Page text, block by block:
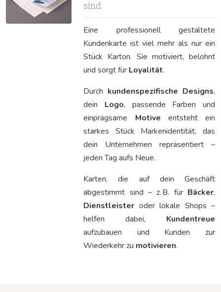
sind
Eine professionell gestaltete
Kundenkarte ist viel mehr als nur ein
Stück Karton. Sie motiviert, belohnt
und sorgt für Loyalität.
Durch kundenspezifische Designs,
dein Logo, passende Farben und
einprägsame Motive entsteht ein
starkes Stück Markenidentität, das
dein Unternehmen repräsentiert –
jeden Tag aufs Neue.
Karten, die auf dein Geschäft
abgestimmt sind – z. B. für Bäcker,
Dienstleister oder lokale Shops –
helfen dabei, Kundentreue
aufzubauen und Kunden zur
Wiederkehr zu motivieren.